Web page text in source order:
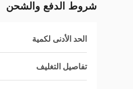
شروط الدفع والشحن
الحد الأدنى لكمية
تفاصيل التغليف